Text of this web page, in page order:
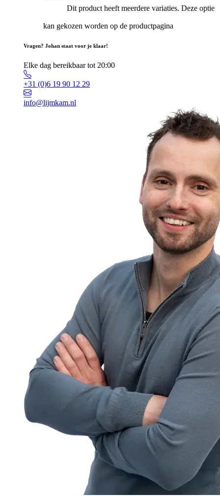
Dit product heeft meerdere variaties. Deze optie
kan gekozen worden op de productpagina
Vragen? Johan staat voor je klaar!
Elke dag bereikbaar tot 20:00
+31 (0)6 19 90 12 29
info@lijmkam.nl